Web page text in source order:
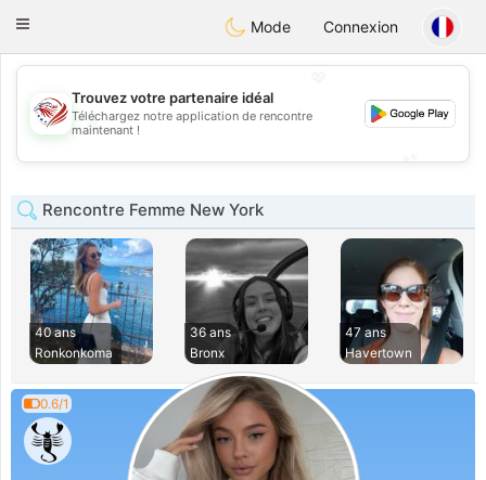
StatesDating
Toggle
Mode Connexion
💖
💕
Trouvez votre partenaire idéal
Téléchargez notre application de rencontre
maintenant !
Rencontre Femme New York
40 ans
Ronkonkoma
36 ans
Bronx
47 ans
Havertown
0.6/1